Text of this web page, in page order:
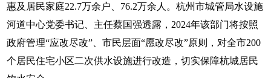
惠及居民家庭22.7万余户、76.2万余人。杭州市城管局水设施
河道中心党委书记、主任蔡国强透露，2024年该部门将按照
政府管理“应改尽改”、市民层面“愿改尽改”原则，对全市200
个居民住宅小区二次供水设施进行改造，切实保障杭城居民